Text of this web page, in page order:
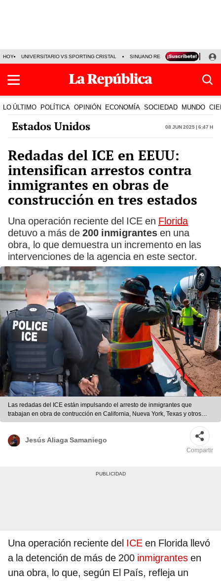
HOY UNIVERSITARIO VS SPORTING CRISTAL SINUANO RESULTADOS HOY
LO ÚLTIMO POLÍTICA OPINIÓN ECONOMÍA SOCIEDAD MUNDO
Estados Unidos 08 Jun 2025 | 6:47 h
Redadas del ICE en EEUU:
intensifican arrestos contra
inmigrantes en obras de
construcción en tres estados
Una operación reciente del ICE en Florida
detuvo a más de 200 inmigrantes en una
obra, lo que demuestra un incremento en las
intervenciones de la agencia en este sector.
Las redadas del ICE están impulsando el arresto de inmigrantes que
trabajan en obra de contrucción en California, Nueva York, Texas y otros
estados de EEUU. | Composición LR
Jesús Aliaga Samaniego
Compartir
Una operación reciente del ICE en Florida llevó
a la detención de más de 200 inmigrantes en
una obra, lo que, según El País, refleja un